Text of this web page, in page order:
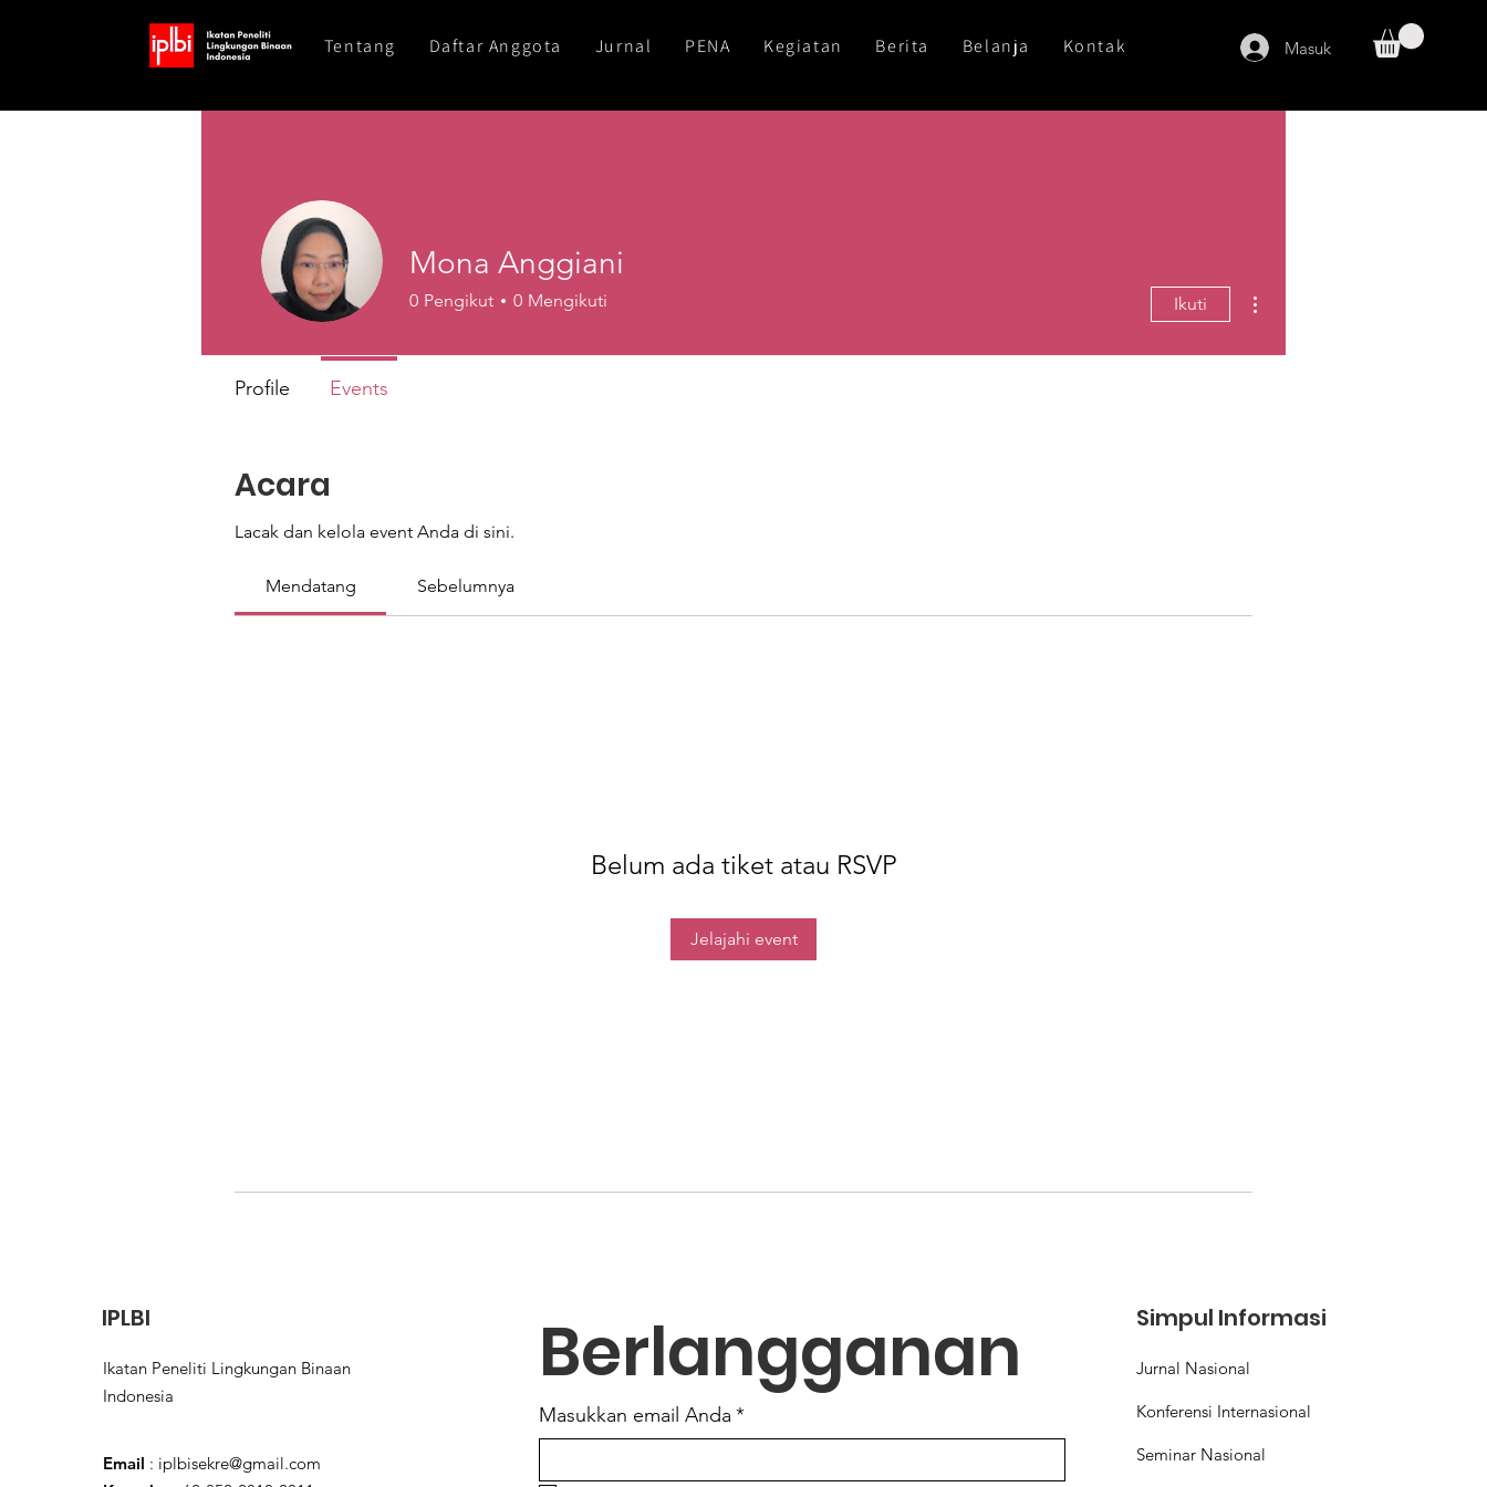
Tentang Daftar Anggota Jurnal PENA Kegiatan Berita Belanja Kontak Masuk
Acara
Lacak dan kelola event Anda di sini.
Mendatang Sebelumnya
Belum ada tiket atau RSVP
Jelajahi event
Mona Anggiani
0 Pengikut 0 Mengikuti Ikuti
Profile Events
IPLBI
Ikatan Peneliti Lingkungan Binaan
Indonesia
Email : iplbisekre@gmail.com
Berlangganan
Masukkan email Anda *
Simpul Informasi
Jurnal Nasional
Konferensi Internasional
Seminar Nasional